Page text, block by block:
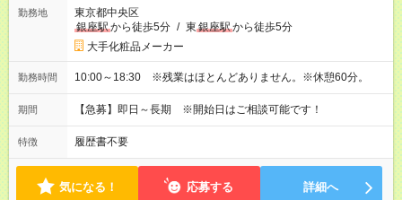
勤務地
東京都中央区
銀座駅から徒歩5分 / 東 銀座駅から徒歩5分
大手化粧品メーカー
勤務時間 10:00～18:30 ※残業はほとんどありません。※休憩60分。
期間 【急募】即日～長期 ※開始日はご相談可能です！
特徴 履歴書不要
気になる！ 応募する 詳細へ